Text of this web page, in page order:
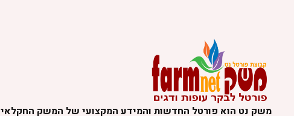
משק נט הוא פורטל החדשות והמידע המקצועי של המשק החקלאי